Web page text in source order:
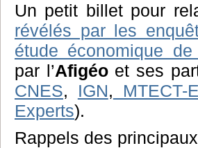
Un petit billet pour
révélés par les
étude économique de
par l’Afigéoet ses
CNES, IGN, MTECT-
Experts).
Rappels des